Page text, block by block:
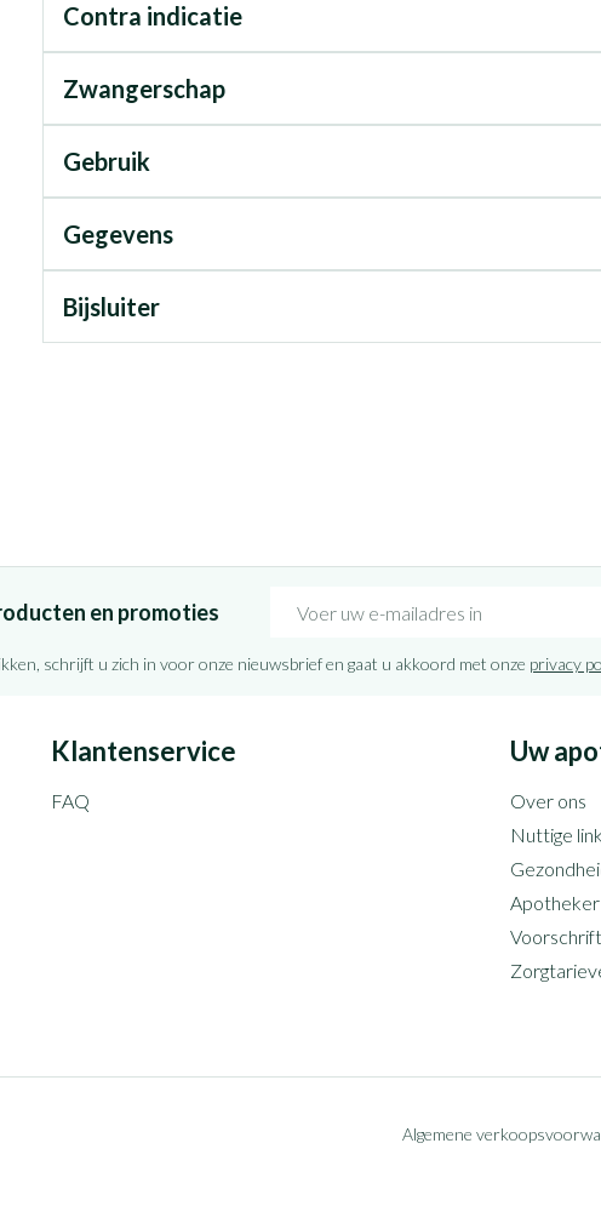
Contra indicatie
Zwangerschap
Gebruik
Gegevens
Bijsluiter
en promoties
schrijft u zich in voor onze nieuwsbrief en gaat u akkoord met onze privacy
Klantenservice
FAQ
Uw
Over ons
Nuttige
Voorschrift
Algemene